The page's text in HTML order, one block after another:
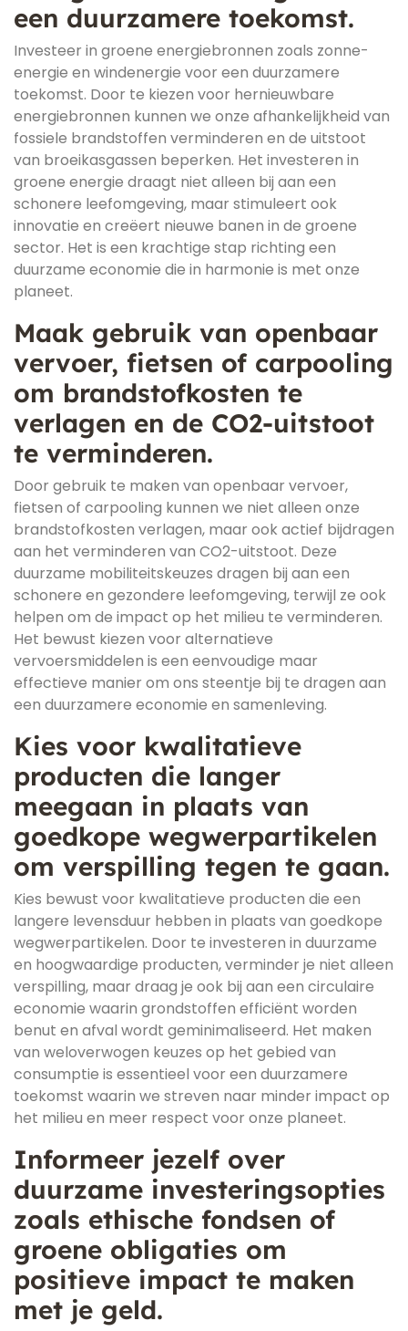
een duurzamere toekomst.
Investeer in groene energiebronnen zoals zonne-
energie en windenergie voor een duurzamere
toekomst. Door te kiezen voor hernieuwbare
energiebronnen kunnen we onze afhankelijkheid van
fossiele brandstoffen verminderen en de uitstoot
van broeikasgassen beperken. Het investeren in
groene energie draagt niet alleen bij aan een
schonere leefomgeving, maar stimuleert ook
innovatie en creëert nieuwe banen in de groene
sector. Het is een krachtige stap richting een
duurzame economie die in harmonie is met onze
planeet.
Maak gebruik van openbaar
vervoer, fietsen of carpooling
om brandstofkosten te
verlagen en de CO2-uitstoot
te verminderen.
Door gebruik te maken van openbaar vervoer,
fietsen of carpooling kunnen we niet alleen onze
brandstofkosten verlagen, maar ook actief bijdragen
aan het verminderen van CO2-uitstoot. Deze
duurzame mobiliteitskeuzes dragen bij aan een
schonere en gezondere leefomgeving, terwijl ze ook
helpen om de impact op het milieu te verminderen.
Het bewust kiezen voor alternatieve
vervoersmiddelen is een eenvoudige maar
effectieve manier om ons steentje bij te dragen aan
een duurzamere economie en samenleving.
Kies voor kwalitatieve
producten die langer
meegaan in plaats van
goedkope wegwerpartikelen
om verspilling tegen te gaan.
Kies bewust voor kwalitatieve producten die een
langere levensduur hebben in plaats van goedkope
wegwerpartikelen. Door te investeren in duurzame
en hoogwaardige producten, verminder je niet alleen
verspilling, maar draag je ook bij aan een circulaire
economie waarin grondstoffen efficiënt worden
benut en afval wordt geminimaliseerd. Het maken
van weloverwogen keuzes op het gebied van
consumptie is essentieel voor een duurzamere
toekomst waarin we streven naar minder impact op
het milieu en meer respect voor onze planeet.
Informeer jezelf over
duurzame investeringsopties
zoals ethische fondsen of
groene obligaties om
positieve impact te maken
met je geld.